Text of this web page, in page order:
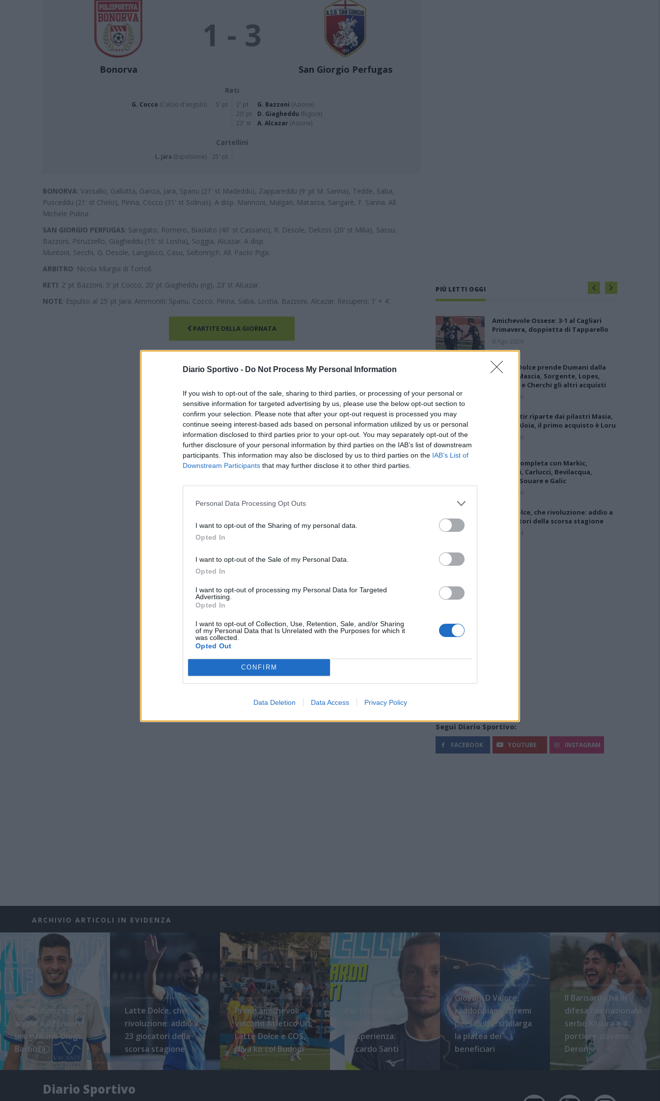
Diario Sportivo - Do Not Process My Personal Information
If you wish to opt-out of the sale, sharing to third parties, or processing of your personal or
sensitive information for targeted advertising by us, please use the below opt-out section to
confirm your selection. Please note that after your opt-out request is processed you may
continue seeing interest-based ads based on personal information utilized by us or personal
information disclosed to third parties prior to your opt-out. You may separately opt-out of the
further disclosure of your personal information by third parties on the IAB’s list of downstream
participants. This information may also be disclosed by us to third parties on the IAB’s List of
Downstream Participants that may further disclose it to other third parties.
Personal Data Processing Opt Outs
I want to opt-out of the Sharing of my personal data.
Opted In
I want to opt-out of the Sale of my Personal Data.
Opted In
I want to opt-out of processing my Personal Data for Targeted
Advertising.
Opted In
I want to opt-out of Collection, Use, Retention, Sale, and/or Sharing
of my Personal Data that Is Unrelated with the Purposes for which it
was collected.
Opted Out
CONFIRM
Data Deletion Data Access Privacy Policy
Bonorva
1 - 3
San Giorgio Perfugas
Reti
G. Cocco (Calcio d'angolo) 5' pt 2' pt G. Bazzoni (Azione)
20' pt
D. Giagheddu (Rigore)
23' st
A. Alcazar (Azione)
Cartellini
L. Jara (Espulsione) 25' pt
BONORVA: Vassallo, Gallotta, Garcia, Jara, Spanu (21' st Madeddu), Zappareddu (9' pt M. Sanna), Tedde, Saba,
Pusceddu (21' st Chelo), Pinna, Cocco (31' st Solinas). A disp. Mannoni, Malgari, Matassa, Sangarè, F. Sanna. All.
Michele Pulina.
SAN GIORGIO PERFUGAS: Saragato, Romero, Biasiato (40' st Cassano), R. Desole, Delizos (20' st Milia), Sassu,
Bazzoni, Pitruzzello, Giagheddu (15' st Lostia), Soggia, Alcazar. A disp.
Muntoni, Secchi, G. Desole, Langasco, Casu, Seltonrijch. All. Paolo Piga.
ARBITRO: Nicola Murgia di Tortolì.
RETI: 2’ pt Bazzoni, 5’ pt Cocco, 20’ pt Giagheddu (rig), 23’ st Alcazar.
NOTE: Espulso al 25’ pt Jara. Ammoniti: Spanu, Cocco, Pinna, Saba, Lostia, Bazzoni, Alcazar. Recupero: 1’ + 4’.
PARTITE DELLA GIORNATA
PIÙ LETTI OGGI
Amichevole Ossese: 3-1 al Cagliari
Primavera, doppietta di Tapparello
8 Ago 2026
Il Latte Dolce prende Dumani dalla
Torres, Mascia, Sorgente, Lopes,
Limberti e Cherchi gli altri acquisti
8 Ago 2026
Il Monastir riparte dai pilastri Masia,
Pinna e Aloia, il primo acquisto è Loru
7 Ago 2026
L'Ilva si completa con Markic,
Contucci, Carlucci, Bevilacqua,
Solinas, Souare e Galic
7 Ago 2026
Latte Dolce, che rivoluzione: addio a
23 giocatori della scorsa stagione
9 Ago 2024
Segui Diario Sportivo:
FACEBOOK YOUTUBE INSTAGRAM
ARCHIVIO ARTICOLI IN EVIDENZA
Nel Budoni resta
anche il difensore
uruguaiano Diego
Barboza
Latte Dolce, che
rivoluzione: addio a
23 giocatori della
scorsa stagione
Prime amichevoli:
vincono Atletico Uri,
Latte Dolce e COS,
l'Ilva ko col Budoni
centravanti
d'esperienza:
Riccardo Santi
Giovani D Valore,
raddoppiano i premi
per i club e si allarga
la platea dei
beneficiari
Il Barisardo ha in
difesa l'ex nazionale
serbo Klisura e il
portiere sloveno
Deronja
Diario Sportivo